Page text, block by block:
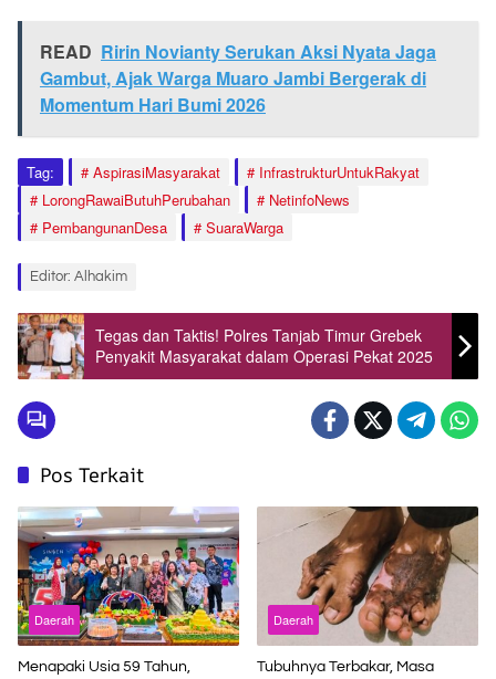
READ Ririn Novianty Serukan Aksi Nyata Jaga
Gambut, Ajak Warga Muaro Jambi Bergerak di
Momentum Hari Bumi 2026
Tag: AspirasiMasyarakat
InfrastrukturUntukRakyat
LorongRawaiButuhPerubahan
NetinfoNews
PembangunanDesa
SuaraWarga
Editor: Alhakim
Tegas dan Taktis! Polres Tanjab Timur Grebek
Penyakit Masyarakat dalam Operasi Pekat 2025
Pos Terkait
Daerah
Menapaki Usia 59 Tahun,
Daerah
Tubuhnya Terbakar, Masa